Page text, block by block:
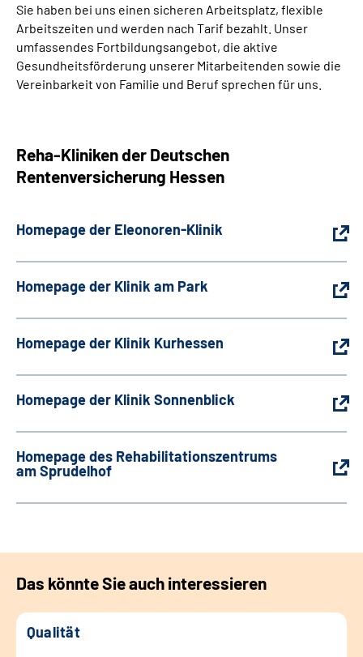
Sie haben bei uns einen sicheren Arbeitsplatz, flexible
Arbeitszeiten und werden nach Tarif bezahlt. Unser
umfassendes Fortbildungsangebot, die aktive
Gesundheitsförderung unserer Mitarbeitenden sowie die
Vereinbarkeit von Familie und Beruf sprechen für uns.
Reha-Kliniken der Deutschen
Rentenversicherung Hessen
Homepage der Eleonoren-Klinik
Homepage der Klinik am Park
Homepage der Klinik Kurhessen
Homepage der Klinik Sonnenblick
Homepage des Rehabilitationszentrums
am Sprudelhof
Das könnte Sie auch interessieren
Qualität